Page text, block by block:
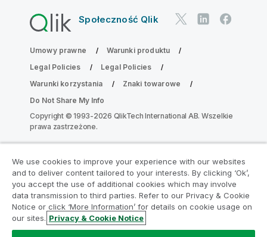
Społeczność Qlik
Umowy prawne
Warunki produktu
Legal Policies
Legal Policies
Warunki korzystania
Znaki towarowe
Do Not Share My Info
Copyright © 1993-2026 QlikTech International AB. Wszelkie
prawa zastrzeżone.
Dołącz do Programu Modernizacji
Analityki
Przeprowadź modernizację bez szkody dla Twoich
cennych aplikacji QlikView za pomocą programu
We use cookies to improve your experience with our websites
and to deliver content tailored to your interests. By clicking ‘Ok’,
you accept the use of additional cookies which may involve
data transmission to third parties. Refer to our Privacy & Cookie
Notice or click ‘More Information’ for details on cookie usage on
our sites. Privacy & Cookie Notice